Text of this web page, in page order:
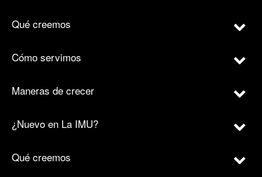
Qué creemos
Cómo servimos
Maneras de crecer
¿Nuevo en La IMU?
Qué creemos